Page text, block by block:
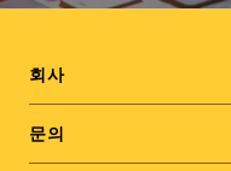
Footer
menu
회사
문의